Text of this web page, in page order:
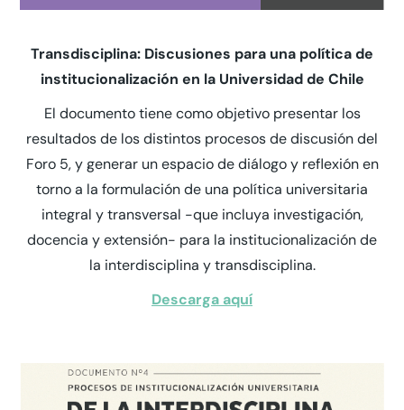
Transdisciplina: Discusiones para una política de
institucionalización en la Universidad de Chile
El documento tiene como objetivo presentar los
resultados de los distintos procesos de discusión del
Foro 5, y generar un espacio de diálogo y reflexión en
torno a la formulación de una política universitaria
integral y transversal -que incluya investigación,
docencia y extensión- para la institucionalización de
la interdisciplina y transdisciplina.
Descarga aquí